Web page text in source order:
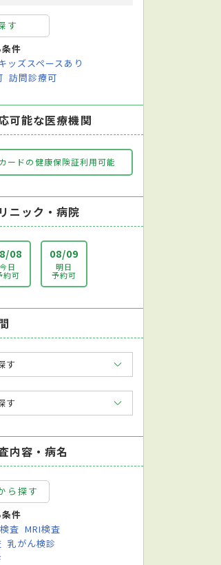
す
件
ッズスペースあり
訪問診療可
可能な医療機関
ードの健康保険証利用可能
ニック・病院
08
今日
約可
08/09
明日
予約可
す
す
内容・病名
ら探す
件
査 MRI検査
乳がん検診